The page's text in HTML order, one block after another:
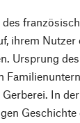
ihrem
Ursprung
Gerberei. In